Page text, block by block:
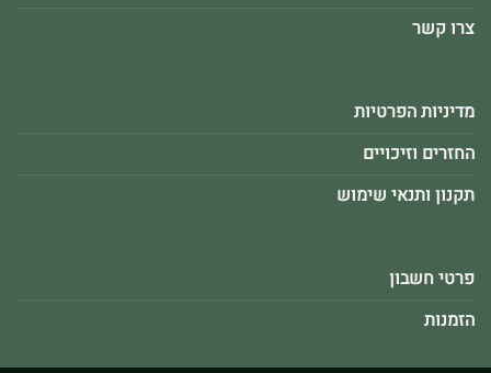
צרו קשר
מדיניות הפרטיות
החזרים וזיכויים
תקנון ותנאי שימוש
פרטי חשבון
הזמנות